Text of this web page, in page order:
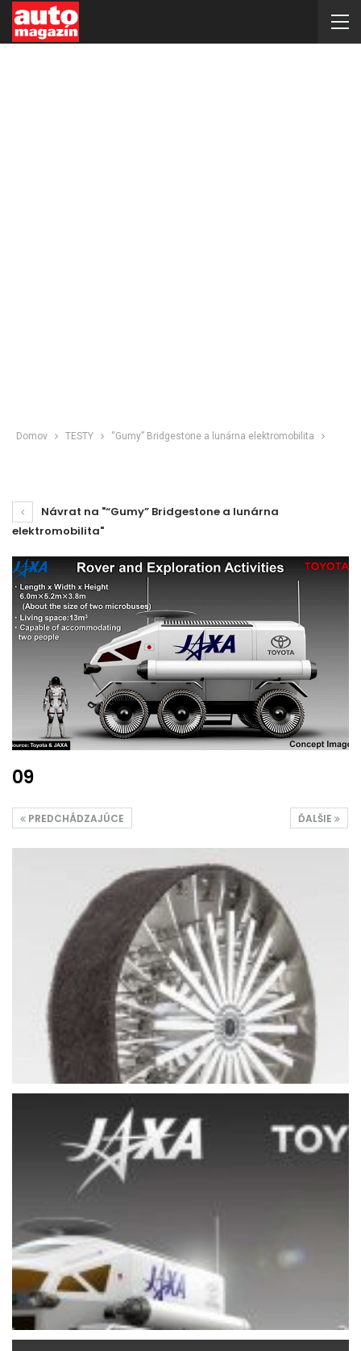
Domov TESTY “Gumy” Bridgestone a lunárna elektromobilita
Návrat na "“Gumy” Bridgestone a lunárna
elektromobilita"
09
ĎALŠIE
PREDCHÁDZAJÚCE